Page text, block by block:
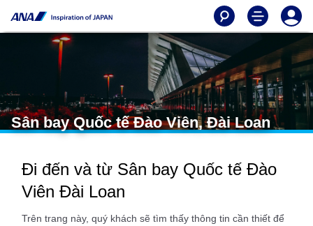
Sân bay Quốc tế Đào Viên, Đài Loan
Đi đến và từ Sân bay Quốc tế Đào
Viên Đài Loan
Trên trang này, quý khách sẽ tìm thấy thông tin cần thiết để